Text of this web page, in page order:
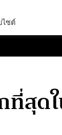
สุด
ไซต์